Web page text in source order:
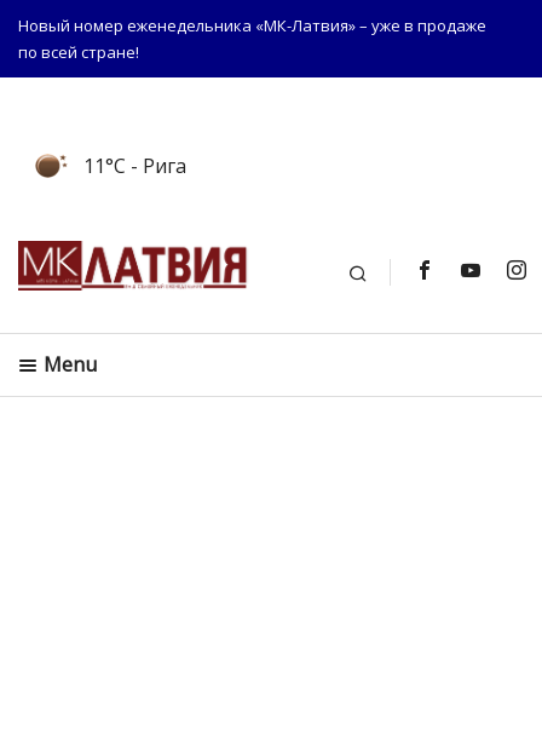
Новый номер еженедельника «МК-Латвия» – уже в продаже
по всей стране!
11°C - Рига
Поиск
Menu